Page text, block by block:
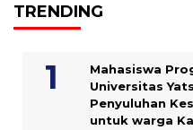
TRENDING
Mahasiswa
Universitas
Penyuluhan
untuk warga